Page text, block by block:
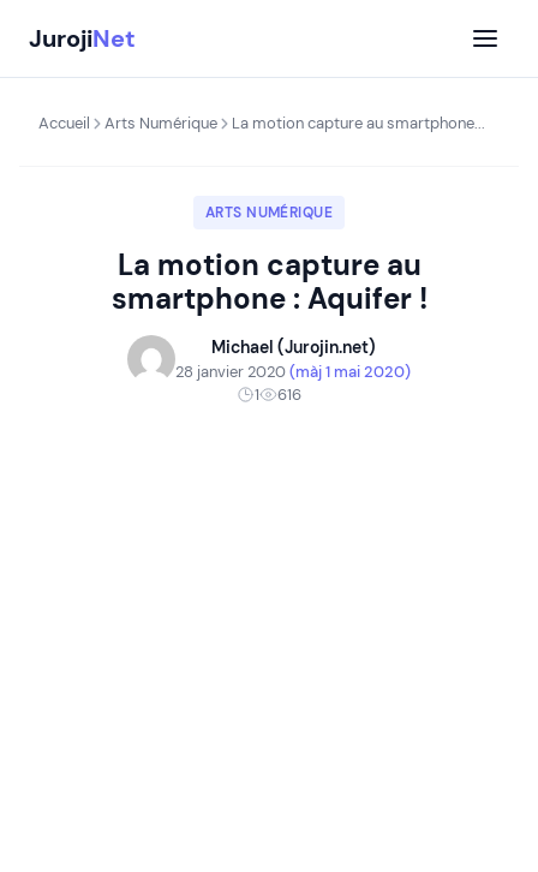
contenu
JurojiNet
Accueil Arts Numérique La motion capture au smartphone...
ARTS NUMÉRIQUE
La motion capture au
smartphone : Aquifer !
Michael (Jurojin.net)
28 janvier 2020(màj 1 mai 2020)
1
616